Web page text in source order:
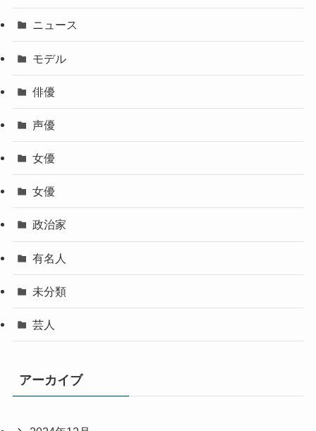
ニュース
モデル
俳優
声優
女優
女優
政治家
有名人
未分類
芸人
アーカイブ